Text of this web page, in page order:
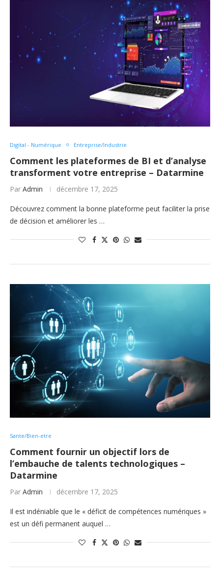
Digital - Numérique Entreprise/Industrie
Comment les plateformes de BI et d’analyse
transforment votre entreprise – Datarmine
Par Admin décembre 17, 2025
Découvrez comment la bonne plateforme peut faciliter la prise
de décision et améliorer les …
Sante/Bien-etre
Comment fournir un objectif lors de
l’embauche de talents technologiques –
Datarmine
Par Admin décembre 17, 2025
Il est indéniable que le « déficit de compétences numériques »
est un défi permanent auquel …